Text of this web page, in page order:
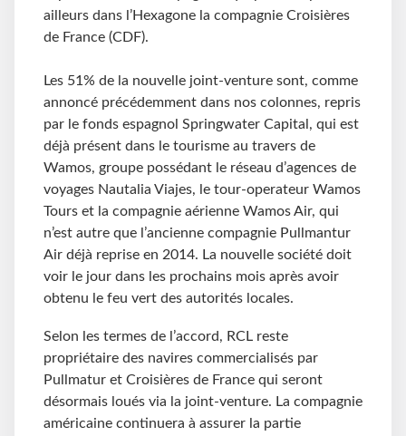
ailleurs dans l’Hexagone la compagnie Croisières
de France (CDF).
Les 51% de la nouvelle joint-venture sont, comme
annoncé précédemment dans nos colonnes, repris
par le fonds espagnol Springwater Capital, qui est
déjà présent dans le tourisme au travers de
Wamos, groupe possédant le réseau d’agences de
voyages Nautalia Viajes, le tour-operateur Wamos
Tours et la compagnie aérienne Wamos Air, qui
n’est autre que l’ancienne compagnie Pullmantur
Air déjà reprise en 2014. La nouvelle société doit
voir le jour dans les prochains mois après avoir
obtenu le feu vert des autorités locales.
Selon les termes de l’accord, RCL reste
propriétaire des navires commercialisés par
Pullmatur et Croisières de France qui seront
désormais loués via la joint-venture. La compagnie
américaine continuera à assurer la partie